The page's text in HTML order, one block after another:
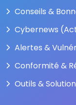
Conseils &
Cybernews
Alertes &
Conformité &
Outils &